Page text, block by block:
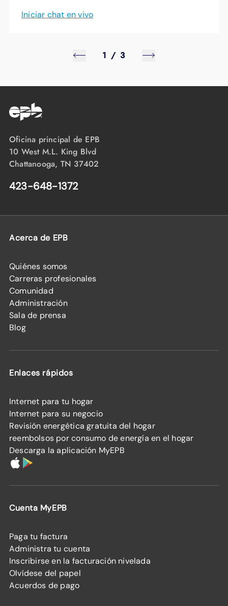
Iniciar chat en vivo
1 / 3
Oficina principal de EPB
10 West M.L. King Blvd
Chattanooga, TN 37402
423-648-1372
Acerca de EPB
Quiénes somos
Carreras profesionales
Comunidad
Administración
Sala de prensa
Blog
Enlaces rápidos
Internet para tu hogar
Internet para su negocio
Revisión energética gratuita del hogar
reembolsos por consumo de energía en el hogar
Descarga la aplicación MyEPB
Cuenta MyEPB
Paga tu factura
Administra tu cuenta
Inscribirse en la facturación nivelada
Olvídese del papel
Acuerdos de pago